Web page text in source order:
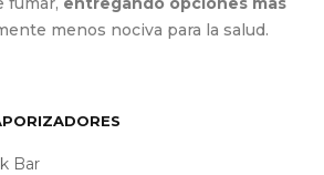
menos nociva para la salud.
Bar